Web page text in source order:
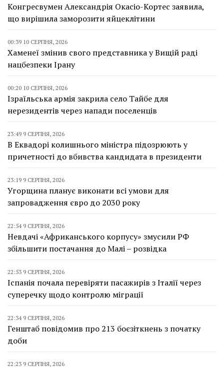
Конгресвумен Александрія Окасіо-Кортес заявила,
що вирішила заморозити яйцеклітини
00:39 10 СЕРПНЯ, 2026
Хаменеї змінив свого представника у Вищій раді
нацбезпеки Ірану
00:20 10 СЕРПНЯ, 2026
Ізраїльська армія закрила село Тайбе для
нерезидентів через напади поселенців
23:49 9 СЕРПНЯ, 2026
В Еквадорі колишнього міністра підозрюють у
причетності до вбивства кандидата в президенти
23:19 9 СЕРПНЯ, 2026
Угорщина планує виконати всі умови для
запровадження євро до 2030 року
22:54 9 СЕРПНЯ, 2026
Невдачі «Африканського корпусу» змусили РФ
збільшити постачання до Малі – розвідка
22:53 9 СЕРПНЯ, 2026
Іспанія почала перевіряти пасажирів з Італії через
суперечку щодо контролю міграції
22:34 9 СЕРПНЯ, 2026
Генштаб повідомив про 213 боєзіткнень з початку
доби
22:23 9 СЕРПНЯ, 2026